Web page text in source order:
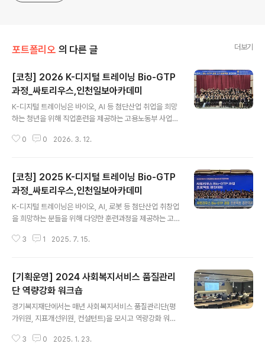
포트폴리오 의 다른 글 더보기
[코칭] 2026 K-디지털 트레이닝 Bio-GTP
과정_싸토리우스,인천일보아카데미
K-디지털 트레이닝은 바이오, AI 등 첨단산업 취업을 희망
하는 청년을 위해 직업훈련을 제공하는 고용노동부 사업입
초부터 공정 특화까지, 프로젝트 기반의 실무 중심 커리큘
습니다. (1) 바이오 직무 공통 (2) 바이오 공정 특화 (3) 팀
빌딩&팀프로젝트 (4) 경진대회 - 삼돌텍은 이 중 팀빌딩&
팀프로젝트 부분을 기획하고 운영하였습니다.​ 팀빌딩참여
자들이 나와 조원의 성향을 이해하고 리더십·팔로워십을
램을 진행하였습니다. 자기소개카드를 활용한 인트로 네트
0 0 2026. 3. 12.
[코칭] 2025 K-디지털 트레이닝 Bio-GTP
과정_싸토리우스,인천일보아카데미
K-디지털 트레이닝은 바이오, AI, 로봇 등 첨단산업 취창업
을 희망하는 분들을 위해 다양한 훈련과정을 제공하는 고
일보아카데미가 운영하는 'Bio-GTP 과정'은 이 사업의
2일에 시작해 3월 1일에 마무리된 교육은 크게 4가지 부
분으로 진행되었습니다. (1) 바이오 직무 공통 (2) 바이오
공정 특화 (3) 팀 프로젝트 (4) 경진대회. 삼돌텍은 이 중
팀 프로젝트 부분을 기획하고 운영하였습니다.​팀빌딩학습
자들이 나와 조원의 성향을 파악하고 동료간 리더십과 팔
로워십을 형성할 수 있는 프로그램을 마련하였습니다.​팀
3 1 2025. 7. 15.
[기획운영] 2024 사회복지서비스 품질관리
단 역량강화 워크숍
경기복지재단에서는 매년 사회복지서비스 품질관리단(평
가위원, 지표개선위원, 컨설턴트)을 모시고 역량강화 워크
맡아 기획하고 운영하게 되었습니다.​워크숍 안내서에서 개
3 0 2025. 1. 23.